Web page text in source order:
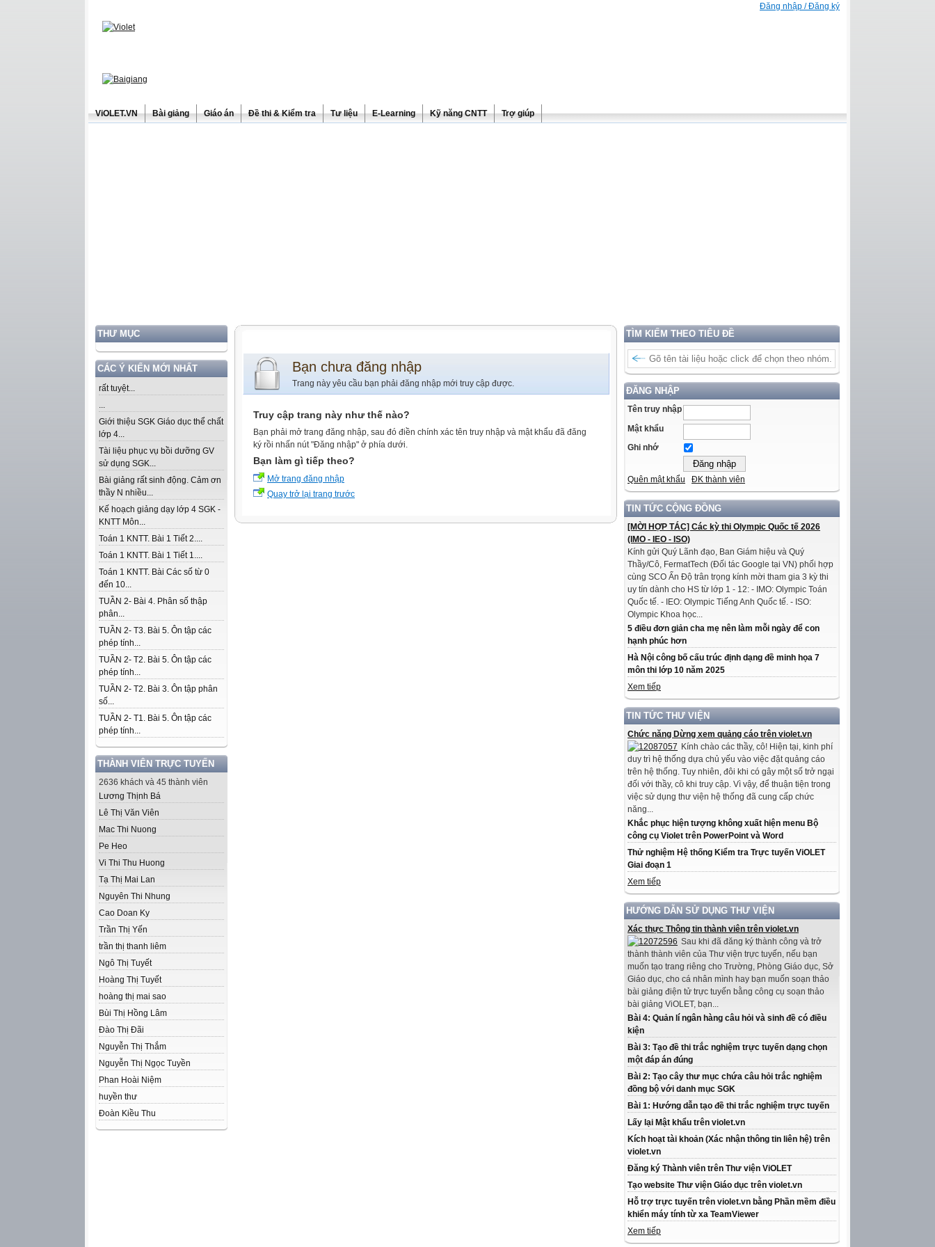
Đăng nhập / Đăng ký
ViOLET.VN Bài giảng Giáo án Đề thi & Kiểm tra Tư liệu E-Learning Kỹ năng CNTT Trợ giúp
THƯ MỤC
CÁC Ý KIẾN MỚI NHẤT
rất tuyệt...
...
Giới thiệu SGK Giáo dục thể chất
lớp 4...
Tài liệu phục vụ bồi dưỡng GV
sử dụng SGK...
Bài giảng rất sinh động. Cảm ơn
thầy N nhiều...
Kế hoạch giảng dạy lớp 4 SGK -
KNTT Môn...
Toán 1 KNTT. Bài 1 Tiết 2....
Toán 1 KNTT. Bài 1 Tiết 1....
Toán 1 KNTT. Bài Các số từ 0
đến 10...
TUẦN 2- Bài 4. Phân số thập
phân...
TUẦN 2- T3. Bài 5. Ôn tập các
phép tính...
TUẦN 2- T2. Bài 5. Ôn tập các
phép tính...
TUẦN 2- T2. Bài 3. Ôn tập phân
số...
TUẦN 2- T1. Bài 5. Ôn tập các
phép tính...
THÀNH VIÊN TRỰC TUYẾN
2636 khách và 45 thành viên
Lương Thịnh Bá
Lê Thị Văn Viên
Mac Thi Nuong
Pe Heo
Vi Thi Thu Huong
Tạ Thị Mai Lan
Nguyên Thi Nhung
Cao Doan Ky
Trần Thị Yến
trần thị thanh liêm
Ngô Thị Tuyết
Hoàng Thị Tuyết
hoàng thị mai sao
Bùi Thị Hồng Lâm
Đào Thị Đãi
Nguyễn Thị Thắm
Nguyễn Thị Ngọc Tuyền
Phan Hoài Niệm
huyền thư
Đoàn Kiều Thu
TÌM KIẾM THEO TIÊU ĐỀ
ĐĂNG NHẬP
Tên truy nhập
Mật khẩu
Ghi nhớ
Quên mật khẩu ĐK thành viên
TIN TỨC CỘNG ĐỒNG
[MỜI HỢP TÁC] Các kỳ thi Olympic Quốc tế 2026
(IMO - IEO - ISO)
Kính gửi Quý Lãnh đạo, Ban Giám hiệu và Quý
Thầy/Cô, FermatTech (Đối tác Google tại VN) phối hợp
cùng SCO Ấn Độ trân trọng kính mời tham gia 3 kỳ thi
uy tín dành cho HS từ lớp 1 - 12: - IMO: Olympic Toán
Quốc tế. - IEO: Olympic Tiếng Anh Quốc tế. - ISO:
Olympic Khoa học...
5 điều đơn giản cha mẹ nên làm mỗi ngày để con
hạnh phúc hơn
Hà Nội công bố cấu trúc định dạng đề minh họa 7
môn thi lớp 10 năm 2025
Xem tiếp
TIN TỨC THƯ VIỆN
Chức năng Dừng xem quảng cáo trên violet.vn
Kính chào các thầy, cô! Hiện tại, kinh phí
duy trì hệ thống dựa chủ yếu vào việc đặt quảng cáo
trên hệ thống. Tuy nhiên, đôi khi có gây một số trở ngại
đối với thầy, cô khi truy cập. Vì vậy, để thuận tiện trong
việc sử dụng thư viện hệ thống đã cung cấp chức
năng...
Khắc phục hiện tượng không xuất hiện menu Bộ
công cụ Violet trên PowerPoint và Word
Thử nghiệm Hệ thống Kiểm tra Trực tuyến ViOLET
Giai đoạn 1
Xem tiếp
HƯỚNG DẪN SỬ DỤNG THƯ VIỆN
Xác thực Thông tin thành viên trên violet.vn
Sau khi đã đăng ký thành công và trở
thành thành viên của Thư viện trực tuyến, nếu bạn
muốn tạo trang riêng cho Trường, Phòng Giáo dục, Sở
Giáo dục, cho cá nhân mình hay bạn muốn soạn thảo
bài giảng điện tử trực tuyến bằng công cụ soạn thảo
bài giảng ViOLET, bạn...
Bài 4: Quản lí ngân hàng câu hỏi và sinh đề có điều
kiện
Bài 3: Tạo đề thi trắc nghiệm trực tuyến dạng chọn
một đáp án đúng
Bài 2: Tạo cây thư mục chứa câu hỏi trắc nghiệm
đồng bộ với danh mục SGK
Bài 1: Hướng dẫn tạo đề thi trắc nghiệm trực tuyến
Lấy lại Mật khẩu trên violet.vn
Kích hoạt tài khoản (Xác nhận thông tin liên hệ) trên
violet.vn
Đăng ký Thành viên trên Thư viện ViOLET
Tạo website Thư viện Giáo dục trên violet.vn
Hỗ trợ trực tuyến trên violet.vn bằng Phần mềm điều
khiển máy tính từ xa TeamViewer
Xem tiếp
Bạn chưa đăng nhập
Trang này yêu cầu bạn phải đăng nhập mới truy cập được.
Truy cập trang này như thế nào?
Bạn phải mở trang đăng nhập, sau đó điền chính xác tên truy nhập và mật khẩu đã đăng
ký rồi nhấn nút "Đăng nhập" ở phía dưới.
Bạn làm gì tiếp theo?
Mở trang đăng nhập
Quay trở lại trang trước